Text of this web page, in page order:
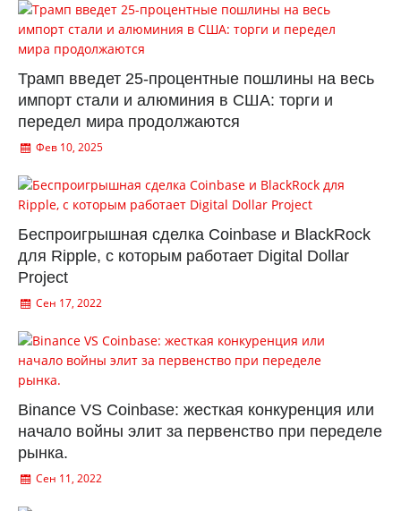
Трамп введет 25-процентные пошлины на весь
импорт стали и алюминия в США: торги и
передел мира продолжаются
Фев 10, 2025
Беспроигрышная сделка Coinbase и BlackRock
для Ripple, с которым работает Digital Dollar
Project
Сен 17, 2022
Binance VS Coinbase: жесткая конкуренция или
начало войны элит за первенство при переделе
рынка.
Сен 11, 2022